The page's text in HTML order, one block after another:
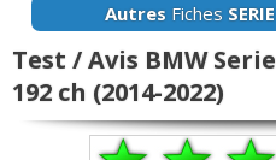
Autres Fiches
Test / Avis BMW
192 ch (2014-2022)